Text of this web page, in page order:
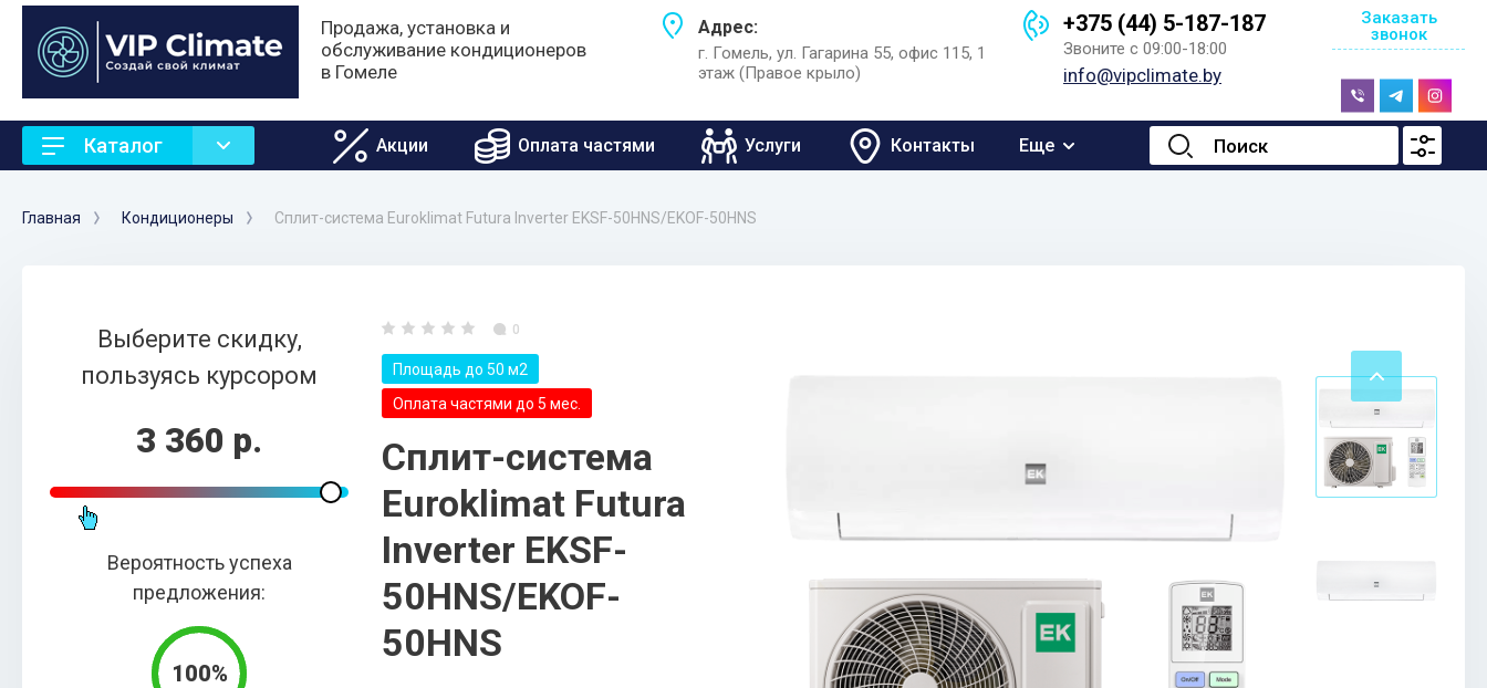
Продажа, установка и
обслуживание кондиционеров
в Гомеле
Адрес:
г. Гомель, ул. Гагарина 55, офис 115, 1
этаж (Правое крыло)
+375 (44) 5-187-187
Звоните с 09:00-18:00
info@vipclimate.by
Заказать
звонок
Каталог Акции Оплата частями Услуги Контакты Еще
Главная Кондиционеры Сплит-система Euroklimat Futura Inverter EKSF-50HNS/EKOF-50HNS
Выберите скидку,
пользуясь курсором
3 360 р.
Вероятность успеха
предложения:
100%
0
Площадь до 50 м2
Оплата частями до 5 мес.
Сплит-система
Euroklimat Futura
Inverter EKSF-
50HNS/EKOF-
50HNS